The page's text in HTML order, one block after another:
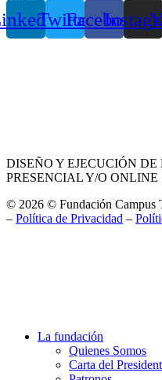
TwitterFacebook
DISEÑO Y EJECUCIÓN
PRESENCIAL Y/O ONLINE
© 2026 © Fundación Campus
– Política de Privacidad –
La fundación
Quienes Somos
Carta del